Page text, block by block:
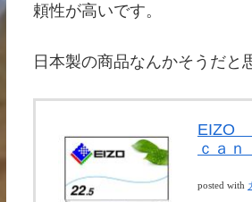
頼性が高いです。
日本製の商品なんかそうだと
EIZO
ｃａ
posted with